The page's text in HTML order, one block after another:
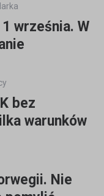
września. W
bez
warunków
Nie